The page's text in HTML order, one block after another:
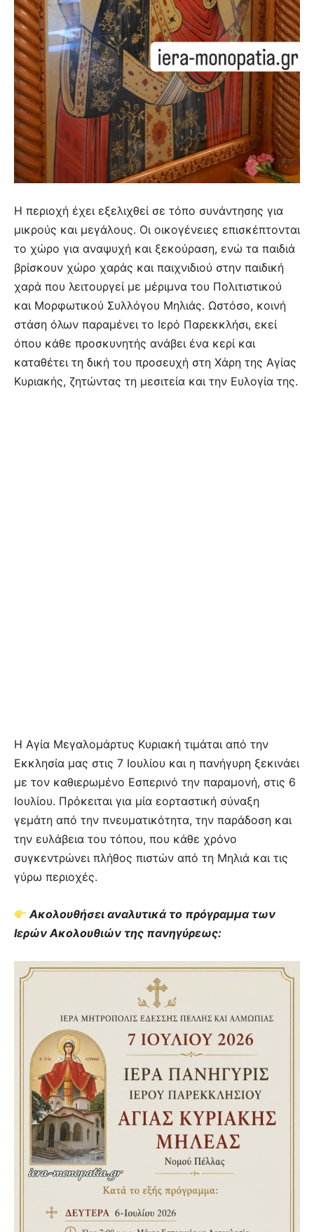
Η περιοχή έχει εξελιχθεί σε τόπο συνάντησης για
μικρούς και μεγάλους. Οι οικογένειες επισκέπτονται
το χώρο για αναψυχή και ξεκούραση, ενώ τα παιδιά
βρίσκουν χώρο χαράς και παιχνιδιού στην παιδική
χαρά που λειτουργεί με μέριμνα του Πολιτιστικού
και Μορφωτικού Συλλόγου Μηλιάς. Ωστόσο, κοινή
στάση όλων παραμένει το Ιερό Παρεκκλήσι, εκεί
όπου κάθε προσκυνητής ανάβει ένα κερί και
καταθέτει τη δική του προσευχή στη Χάρη της Αγίας
Κυριακής, ζητώντας τη μεσιτεία και την Ευλογία της.
Η Αγία Μεγαλομάρτυς Κυριακή τιμάται από την
Εκκλησία μας στις 7 Ιουλίου και η πανήγυρη ξεκινάει
με τον καθιερωμένο Εσπερινό την παραμονή, στις 6
Ιουλίου. Πρόκειται για μία εορταστική σύναξη
γεμάτη από την πνευματικότητα, την παράδοση και
την ευλάβεια του τόπου, που κάθε χρόνο
συγκεντρώνει πλήθος πιστών από τη Μηλιά και τις
γύρω περιοχές.
Ακολουθήσει αναλυτικά το πρόγραμμα των
Ιερών Ακολουθιών της πανηγύρεως: